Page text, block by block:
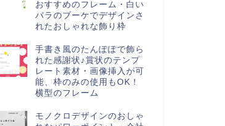
おすすめのフレーム・白い
バラのブーケでデザインさ
れたおしゃれな飾り枠
手書き風のたんぽぽで飾ら
れた感謝状♪賞状のテンプ
レート素材・画像挿入が可
能、枠のみの使用もOK！
横型のフレーム
モノクロデザインのおしゃ